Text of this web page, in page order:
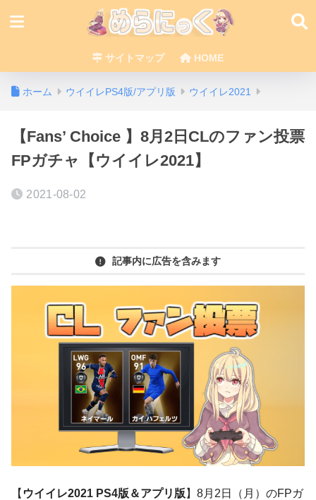
サイトマップ HOME
ホーム ウイイレPS4版/アプリ版 ウイイレ2021
【Fans’ Choice 】8月2日CLのファン投票
FPガチャ【ウイイレ2021】
2021-08-02
記事内に広告を含みます
【 ウイイレ2021 PS4版＆アプリ版 】8月2日（月）のFPガ